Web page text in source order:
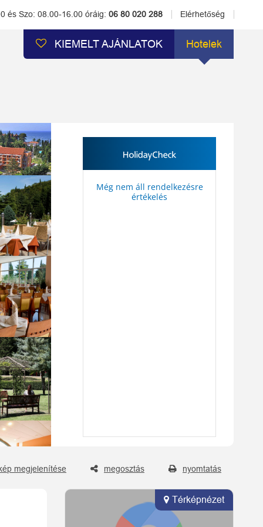
és Szo: 08.00-16.00 óráig: 06 80 020 288 Elérhetőség
KIEMELT AJÁNLATOK Hotelek
Még nem áll rendelkezésre
értékelés
megjelenítése megosztás nyomtatás
Térképnézet